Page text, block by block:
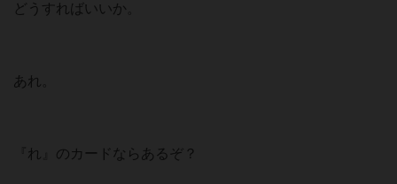
どうすればいいか。
あれ。
『れ』のカードならあるぞ？